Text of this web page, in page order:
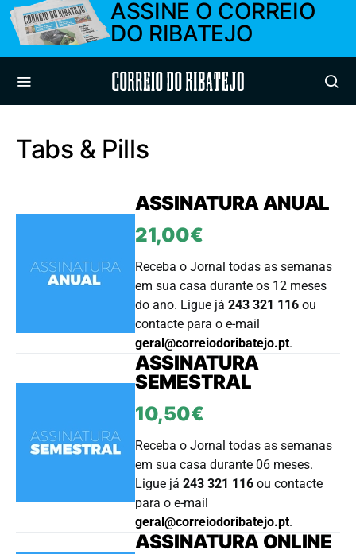
ASSINE O CORREIO
DO RIBATEJO
Correio do Ribatejo
Tabs & Pills
ASSINATURA ANUAL
21,00€
Receba o Jornal todas as semanas
em sua casa durante os 12 meses
do ano. Ligue já 243 321 116 ou
contacte para o e-mail
geral@correiodoribatejo.pt.
ASSINATURA
SEMESTRAL
10,50€
Receba o Jornal todas as semanas
em sua casa durante 06 meses.
Ligue já 243 321 116 ou contacte
para o e-mail
geral@correiodoribatejo.pt.
ASSINATURA ONLINE